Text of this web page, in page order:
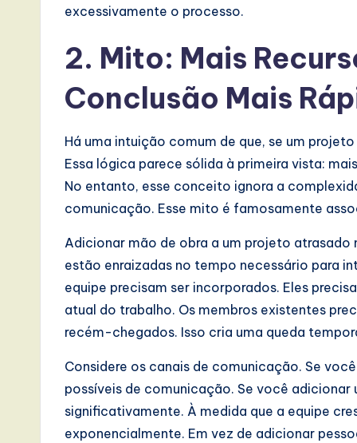
excessivamente o processo.
2. Mito: Mais
Conclusão Mais
Há uma intuição comum de que, se um
Essa lógica parece sólida à primeira vista:
No entanto, esse conceito ignora a
comunicação. Esse mito é famosamente
Adicionar mão de obra a um projeto atrasado
estão enraizadas no tempo necessário para
equipe precisam ser incorporados. Eles
atual do trabalho. Os membros existentes
recém-chegados. Isso cria uma queda
Considere os canais de comunicação. Se
possíveis de comunicação. Se você adicionar
significativamente. À medida que a equipe
exponencialmente. Em vez de adicionar